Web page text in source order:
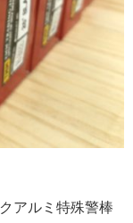
アルミ特殊警棒